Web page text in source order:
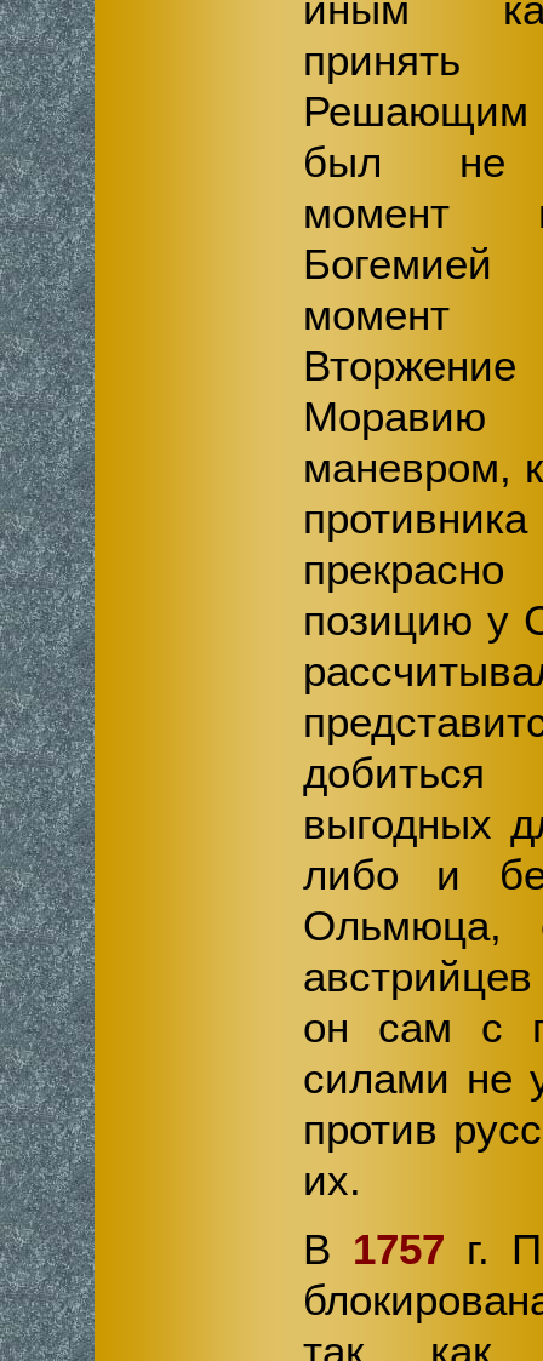
Решающим
был не
момент
момент
маневром,
позицию у
выгодных
либо и
Ольмюца,
он сам с
силами не
против
их.
В 1757 г.
так как